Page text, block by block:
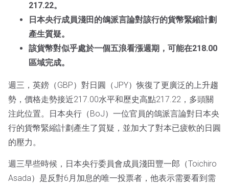
217.22。
日本央行成員淺田的鴿派言論對該行的貨幣緊縮計劃
產生質疑。
該貨幣對似乎處於一個五浪看漲週期，可能在218.00
區域完成。
週三，英鎊（GBP）對日圓（JPY）恢復了更廣泛的上升趨
勢，價格走勢接近217.00水平和歷史高點217.22，多頭關
注此位置。日本央行（BoJ）一位官員的鴿派言論對日本央
行的貨幣緊縮計劃產生了質疑，並加大了對本已疲軟的日圓
的壓力。
週三早些時候，日本央行委員會成員淺田豐一郎（Toichiro
Asada）是反對6月加息的唯一投票者，他表示需要看到需